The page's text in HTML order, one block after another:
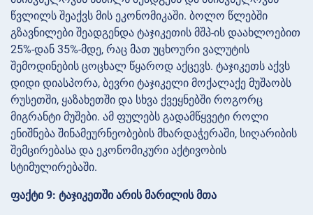
წვლილს შეაქვს მის ეკონომიკაში. ბოლო წლებში
გზავნილები შეადგენდა ტაჯიკეთის მშპ-ის დაახლოებით
25%-დან 35%-მდე, რაც მათ უცხოური ვალუტის
შემოდინების ცოცხალ წყაროდ აქცევს. ტაჯიკეთს აქვს
დიდი დიასპორა, ბევრი ტაჯიკელი მოქალაქე მუშაობს
რუსეთში, ყაზახეთში და სხვა ქვეყნებში როგორც
მიგრანტი მუშები. ამ ფულებს გადამწყვეტი როლი
ენიშნება შინამეურნეობების მხარდაჭერაში, სიღარიბის
შემცირებასა და ეკონომიკური აქტივობის
სტიმულირებაში.
ფაქტი 9: ტაჯიკეთში არის მარილის მთა